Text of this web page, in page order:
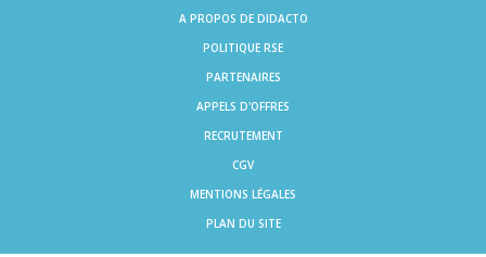
A PROPOS DE DIDACTO
POLITIQUE RSE
PARTENAIRES
APPELS D'OFFRES
RECRUTEMENT
CGV
MENTIONS LÉGALES
PLAN DU SITE